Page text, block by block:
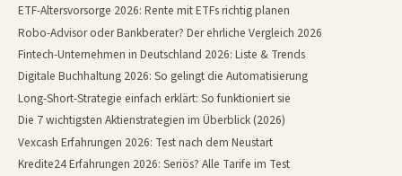
ETF-Altersvorsorge 2026: Rente mit ETFs richtig planen
Robo-Advisor oder Bankberater? Der ehrliche Vergleich 2026
Fintech-Unternehmen in Deutschland 2026: Liste & Trends
Digitale Buchhaltung 2026: So gelingt die Automatisierung
Long-Short-Strategie einfach erklärt: So funktioniert sie
Die 7 wichtigsten Aktienstrategien im Überblick (2026)
Vexcash Erfahrungen 2026: Test nach dem Neustart
Kredite24 Erfahrungen 2026: Seriös? Alle Tarife im Test